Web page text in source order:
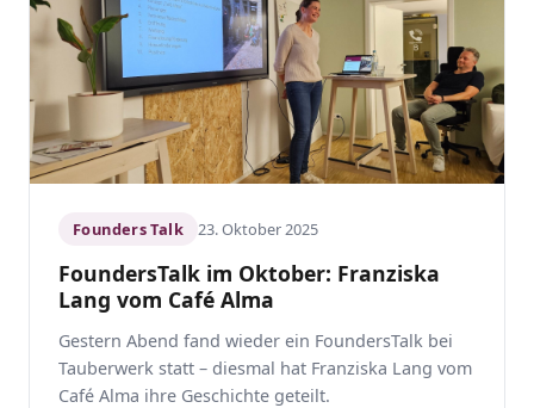
Founders Talk 23. Oktober 2025
FoundersTalk im Oktober: Franziska
Lang vom Café Alma
Gestern Abend fand wieder ein FoundersTalk bei
Tauberwerk statt – diesmal hat Franziska Lang vom
Café Alma ihre Geschichte geteilt.